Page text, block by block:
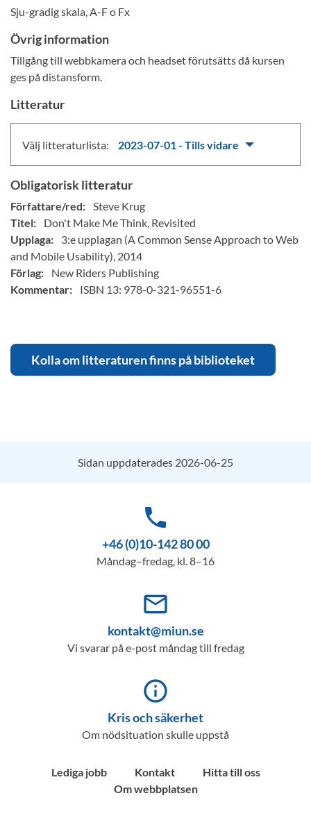
Sju-gradig skala, A-F o Fx
Övrig information
Tillgång till webbkamera och headset förutsätts då kursen
ges på distansform.
Litteratur
Välj litteraturlista: 2023-07-01 - Tills vidare
Obligatorisk litteratur
Författare/red: Steve Krug
Titel:
Don't Make Me Think, Revisited
Upplaga:
3:e upplagan (A Common Sense Approach to Web
and Mobile Usability), 2014
Förlag:
New Riders Publishing
Kommentar:
ISBN 13: 978-0-321-96551-6
Kolla om litteraturen finns på biblioteket
Sidan uppdaterades 2026-06-25
phone
+46 (0)10-142 80 00
Måndag–fredag, kl. 8–16
mail_outline
kontakt@miun.se
Vi svarar på e-post måndag till fredag
info_outline
Kris och säkerhet
Om nödsituation skulle uppstå
Lediga jobb Kontakt
Hitta till oss
Om webbplatsen